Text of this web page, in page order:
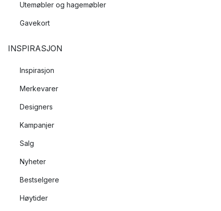
Utemøbler og hagemøbler
Gavekort
INSPIRASJON
Inspirasjon
Merkevarer
Designers
Kampanjer
Salg
Nyheter
Bestselgere
Høytider